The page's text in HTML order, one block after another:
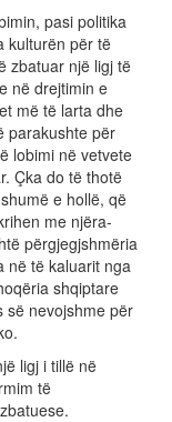
pasi politika
kulturën për të
zbatuar një ligj të
në drejtimin e
më të larta dhe
parakushte për
lobimi në vetvete
Çka do të thotë
e hollë, që
me njëra-
përgjegjshmëria
në të kaluarit nga
shqiptare
së nevojshme për
ligj i tillë në
të